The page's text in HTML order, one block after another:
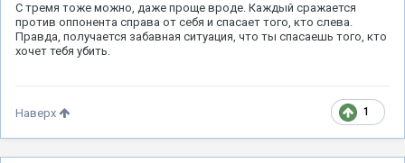
С тремя тоже можно, даже проще вроде. Каждый сражается
против оппонента справа от себя и спасает того, кто слева.
Правда, получается забавная ситуация, что ты спасаешь того, кто
хочет тебя убить.
1
Наверх